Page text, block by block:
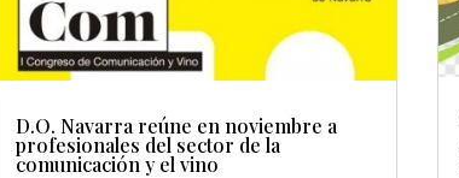
D.O. Navarra reúne en noviembre a
profesionales del sector de la
comunicación y el vino